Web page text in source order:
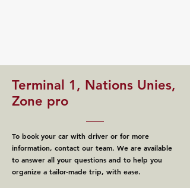
Terminal 1, Nations Unies,
Zone pro
To book your car with driver or for more
information, contact our team. We are available
to answer all your questions and to help you
organize a tailor-made trip, with ease.